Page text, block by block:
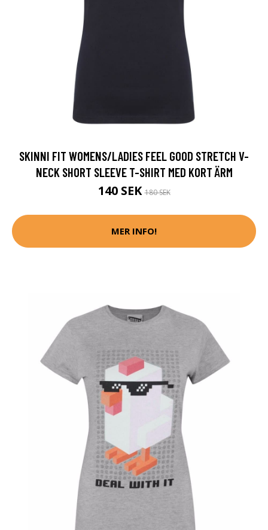
SKINNI FIT WOMENS/LADIES FEEL GOOD STRETCH V-
NECK SHORT SLEEVE T-SHIRT MED KORT ÄRM
140 SEK180 SEK
MER INFO!